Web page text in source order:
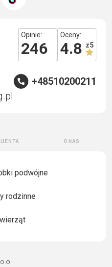
O nas
podwójne
rodzinne
Opinie:
246
Oceny:
4.8 z 5
+48510200211